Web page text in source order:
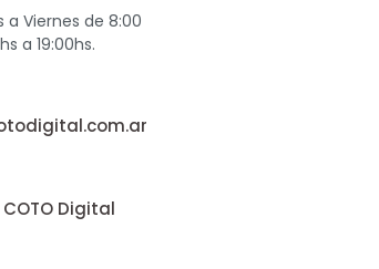
a Viernes de 8:00
a 19:00hs.
Digital